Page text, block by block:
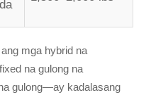
mga hybrid na
na gulong na
gulong—ay kadalasang